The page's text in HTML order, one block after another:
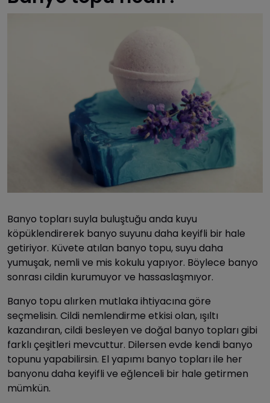
Banyo topları suyla buluştuğu anda kuyu
köpüklendirerek banyo suyunu daha keyifli bir hale
getiriyor. Küvete atılan banyo topu, suyu daha
yumuşak, nemli ve mis kokulu yapıyor. Böylece banyo
sonrası cildin kurumuyor ve hassaslaşmıyor.
Banyo topu alırken mutlaka ihtiyacına göre
seçmelisin. Cildi nemlendirme etkisi olan, ışıltı
kazandıran, cildi besleyen ve doğal banyo topları gibi
farklı çeşitleri mevcuttur. Dilersen evde kendi banyo
topunu yapabilirsin. El yapımı banyo topları ile her
banyonu daha keyifli ve eğlenceli bir hale getirmen
mümkün.